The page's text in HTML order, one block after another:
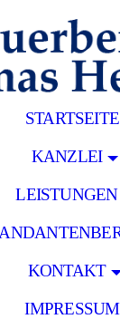
STARTSEITE
KANZLEI
LEISTUNGEN
KONTAKT
IMPRESSUM